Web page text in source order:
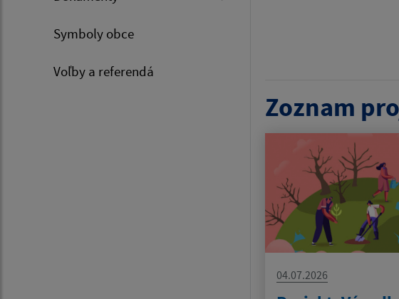
Symboly obce
Voľby a referendá
Zoznam
04.07.2026